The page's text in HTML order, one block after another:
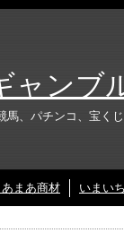
ャンブ
馬、パチンコ、宝く
あまあ商材 いまい